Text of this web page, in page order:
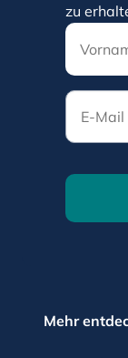
zu
E-Mail
Mehr